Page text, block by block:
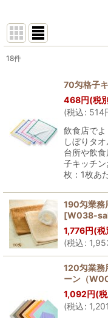
18件
70匁格子
468円(税
(税込: 514
飲食店で
しぼりタ
台所や飲
子キッチ
枚：1枚あ
190匁業務
[W038-
1,776円(税
(税込:
120匁業
ーン（
1,092円(
(税込: 1,201